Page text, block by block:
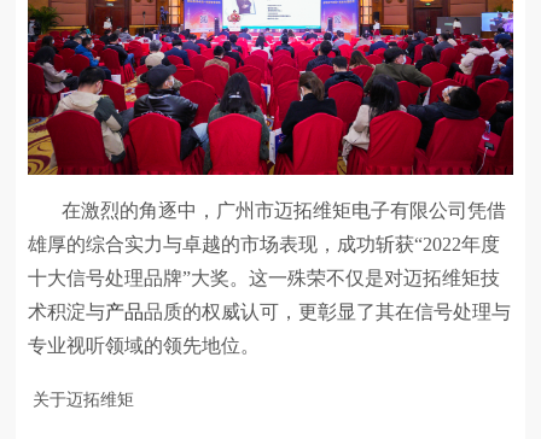
在激烈的角逐中，广州市迈拓维矩电子有限公司凭借
雄厚的综合实力与卓越的市场表现，成功斩获“2022年度
十大信号处理品牌”大奖。这一殊荣不仅是对迈拓维矩技
术积淀与产品品质的权威认可，更彰显了其在信号处理与
专业视听领域的领先地位。
关于迈拓维矩